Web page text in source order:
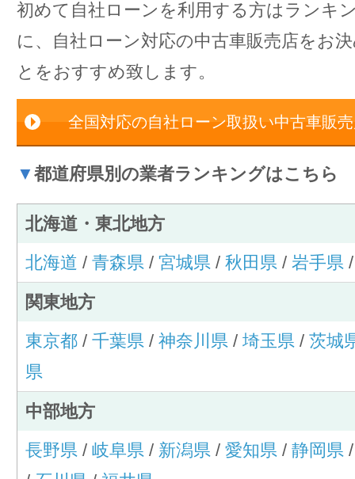
初めて自社ローンを利用する方はランキ
に、自社ローン対応の中古車販売店をお
とをおすすめ致します。
全国対応の自社ローン取扱い中古車販
▼ 都道府県別の業者ランキングはこちら
北海道・東北地方
北海道 / 青森県/ 宮城県/ 秋田県/ 岩手県
関東地方
東京都/ 千葉県/ 神奈川県/ 埼玉県/ 茨城
県
中部地方
長野県/ 岐阜県/ 新潟県/ 愛知県/ 静岡県